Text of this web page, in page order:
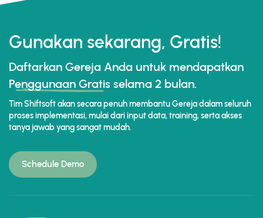
Gunakan sekarang, Gratis!
Daftarkan Gereja Anda untuk mendapatkan
Penggunaan Gratis selama 2 bulan.
Tim Shiftsoft akan secara penuh membantu Gereja dalam seluruh
proses implementasi, mulai dari input data, training, serta akses
tanya jawab yang sangat mudah.
Schedule Demo